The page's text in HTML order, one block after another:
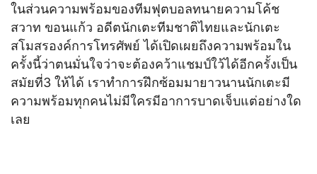
ในส่วนความพร้อมของทีมฟุตบอลทนายความโค้ช
สวาท ขอนแก้ว อดีตนักเตะทีมชาติไทยและนักเตะ
สโมสรองค์การโทรศัพย์ ได้เปิดเผยถึงความพร้อมใน
ครั้งนี้ว่าตนมั่นใจว่าจะต้องคว้าแชมป์ใว้ได้อีกครั้งเป็น
สมัยที่3 ให้ได้ เราทำการฝึกซ้อมมายาวนานนักเตะมี
ความพร้อมทุกคนไม่มีใครมีอาการบาดเจ็บแต่อย่างใด
เลย